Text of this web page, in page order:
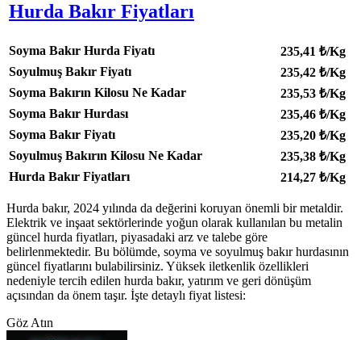
Hurda Bakır Fiyatları
Soyma Bakır Hurda Fiyatı 235,41 ₺/Kg
Soyulmuş Bakır Fiyatı
235,42 ₺/Kg
Soyma Bakırın Kilosu Ne Kadar
235,53 ₺/Kg
Soyma Bakır Hurdası
235,46 ₺/Kg
Soyma Bakır Fiyatı
235,20 ₺/Kg
Soyulmuş Bakırın Kilosu Ne Kadar
235,38 ₺/Kg
Hurda Bakır Fiyatları
214,27 ₺/Kg
Hurda bakır, 2024 yılında da değerini koruyan önemli bir metaldir.
Elektrik ve inşaat sektörlerinde yoğun olarak kullanılan bu metalin
güncel hurda fiyatları, piyasadaki arz ve talebe göre
belirlenmektedir. Bu bölümde, soyma ve soyulmuş bakır hurdasının
güncel fiyatlarını bulabilirsiniz. Yüksek iletkenlik özellikleri
nedeniyle tercih edilen hurda bakır, yatırım ve geri dönüşüm
açısından da önem taşır. İşte detaylı fiyat listesi:
Göz Atın